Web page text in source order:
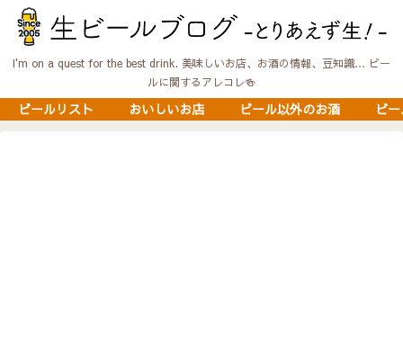
I'm on a quest for the best drink. 美味しいお店、お酒の情報、豆知識… ビー
ルに関するアレコレ🍻
ビールリスト おいしいお店 ビール以外のお酒 ビ